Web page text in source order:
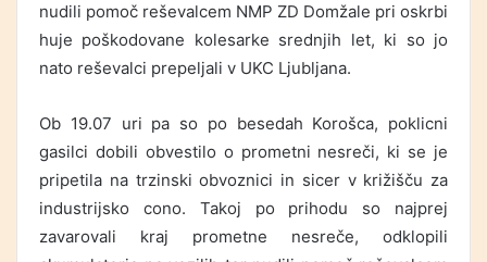
nudili pomoč reševalcem NMP ZD Domžale pri oskrbi
huje poškodovane kolesarke srednjih let, ki so jo
nato reševalci prepeljali v UKC Ljubljana.
Ob 19.07 uri pa so po besedah Korošca, poklicni
gasilci dobili obvestilo o prometni nesreči, ki se je
pripetila na trzinski obvoznici in sicer v križišču za
industrijsko cono. Takoj po prihodu so najprej
zavarovali kraj prometne nesreče, odklopili